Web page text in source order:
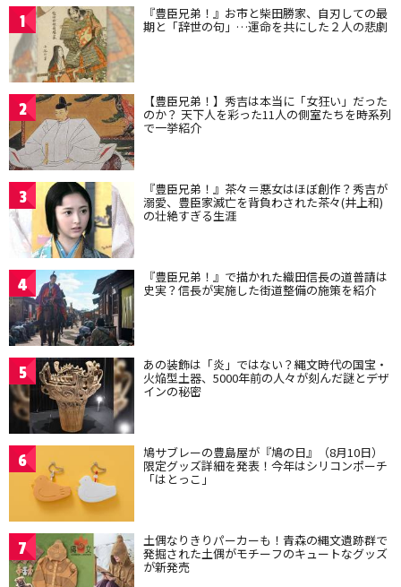
1 『豊臣兄弟！』お市と柴田勝家、自刃しての最
期と「辞世の句」…運命を共にした２人の悲劇
2 【豊臣兄弟！】秀吉は本当に「女狂い」だった
のか？ 天下人を彩った11人の側室たちを時系列
で一挙紹介
3 『豊臣兄弟！』茶々＝悪女はほぼ創作？秀吉が
溺愛、豊臣家滅亡を背負わされた茶々(井上和)
の壮絶すぎる生涯
4 『豊臣兄弟！』で描かれた織田信長の道普請は
史実？信長が実施した街道整備の施策を紹介
5 あの装飾は「炎」ではない？縄文時代の国宝・
火焔型土器、5000年前の人々が刻んだ謎とデザ
インの秘密
6 鳩サブレーの豊島屋が『鳩の日』（8月10日）
限定グッズ詳細を発表！今年はシリコンポーチ
「はとっこ」
7 土偶なりきりパーカーも！青森の縄文遺跡群で
発掘された土偶がモチーフのキュートなグッズ
が新発売